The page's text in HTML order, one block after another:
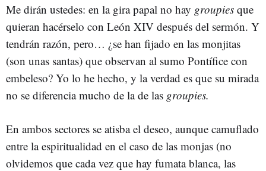
Me dirán ustedes: en la gira papal no hay groupies que
quieran hacérselo con León XIV después del sermón. Y
tendrán razón, pero… ¿se han fijado en las monjitas
(son unas santas) que observan al sumo Pontífice con
embeleso? Yo lo he hecho, y la verdad es que su mirada
no se diferencia mucho de la de las groupies.
En ambos sectores se atisba el deseo, aunque camuflado
entre la espiritualidad en el caso de las monjas (no
olvidemos que cada vez que hay fumata blanca, las